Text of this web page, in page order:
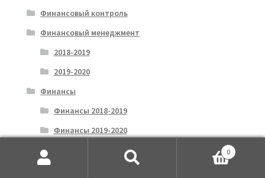
Финансовый контроль
Финансовый менеджмент
2018-2019
2019-2020
Финансы
Финансы 2018-2019
Финансы 2019-2020
Хозяйственное право
0